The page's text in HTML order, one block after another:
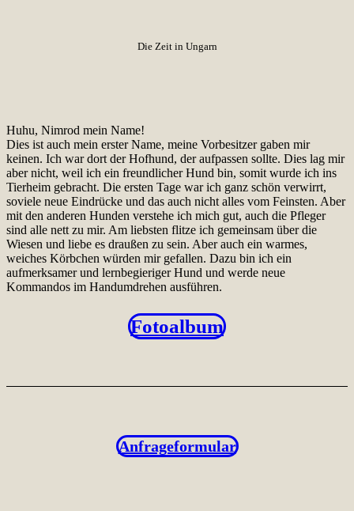
Die Zeit in Ungarn
Huhu, Nimrod mein Name!
Dies ist auch mein erster Name, meine Vorbesitzer gaben mir
keinen. Ich war dort der Hofhund, der aufpassen sollte. Dies lag mir
aber nicht, weil ich ein freundlicher Hund bin, somit wurde ich ins
Tierheim gebracht. Die ersten Tage war ich ganz schön verwirrt,
soviele neue Eindrücke und das auch nicht alles vom Feinsten. Aber
mit den anderen Hunden verstehe ich mich gut, auch die Pfleger
sind alle nett zu mir. Am liebsten flitze ich gemeinsam über die
Wiesen und liebe es draußen zu sein. Aber auch ein warmes,
weiches Körbchen würden mir gefallen. Dazu bin ich ein
aufmerksamer und lernbegieriger Hund und werde neue
Kommandos im Handumdrehen ausführen.
Fotoalbum
Anfrageformular